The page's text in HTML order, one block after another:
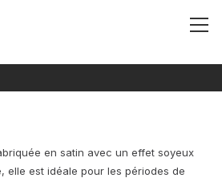
en satin avec un effet soyeux
elle est idéale pour les périodes de